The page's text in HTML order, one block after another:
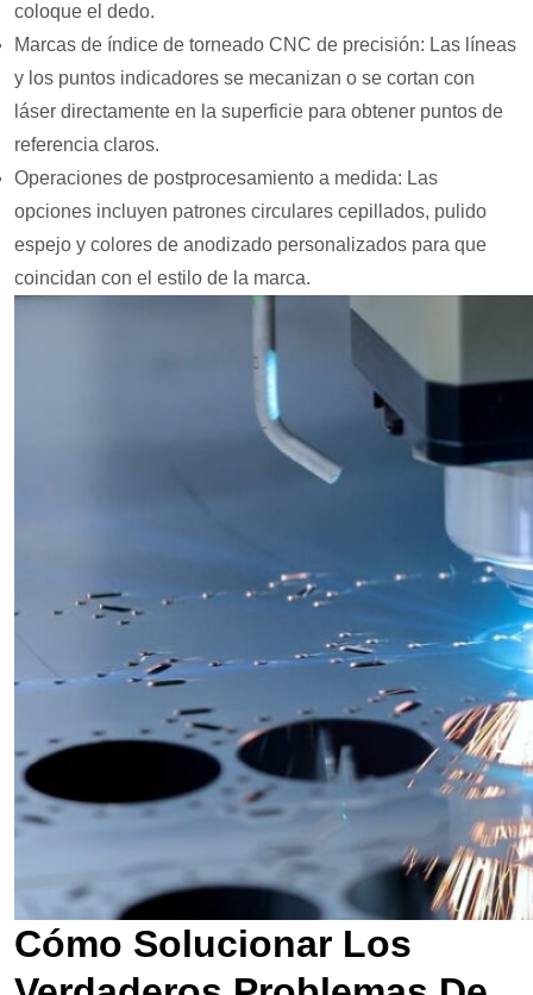
coloque el dedo.
Marcas de índice de torneado CNC de precisión: Las líneas
y los puntos indicadores se mecanizan o se cortan con
láser directamente en la superficie para obtener puntos de
referencia claros.
Operaciones de postprocesamiento a medida: Las
opciones incluyen patrones circulares cepillados, pulido
espejo y colores de anodizado personalizados para que
coincidan con el estilo de la marca.
Cómo Solucionar Los